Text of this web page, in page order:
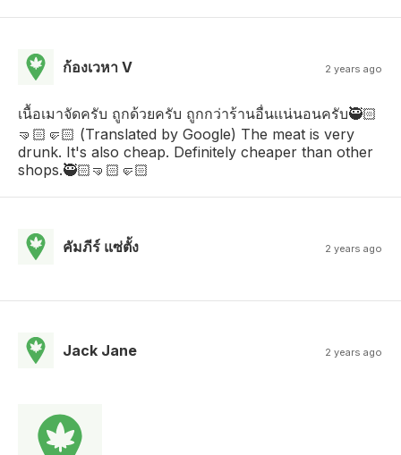
ก้องเวหา V 2 years ago
เนื้อเมาจัดครับ ถูกด้วยครับ ถูกกว่าร้านอื่นเเน่นอนครับ🥷🏻
🤜🏻🤛🏻 (Translated by Google) The meat is very
drunk. It's also cheap. Definitely cheaper than other
shops.🥷🏻🤜🏻🤛🏻
คัมภีร์ แซ่ตั้ง 2 years ago
Jack Jane 2 years ago